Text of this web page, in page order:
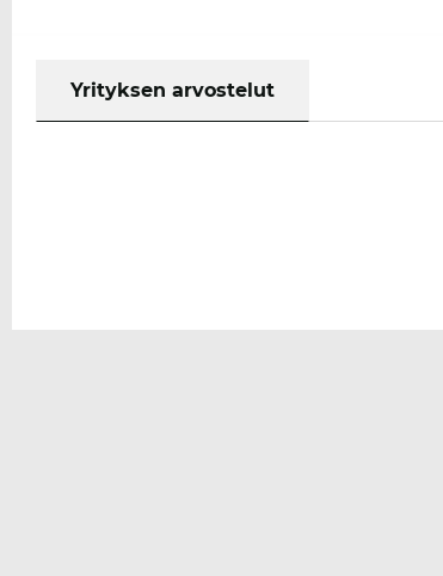
Yrityksen arvostelut